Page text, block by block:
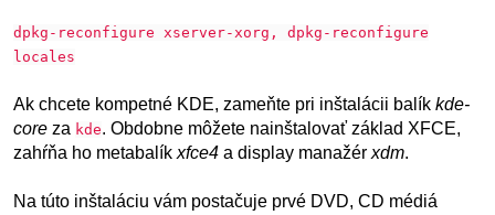
dpkg-reconfigure xserver-xorg, dpkg-reconfigure
locales
Ak chcete kompetné KDE, zameňte pri inštalácii balík kde-
core za kde. Obdobne môžete nainštalovať základ XFCE,
zahŕňa ho metabalík xfce4 a display manažér xdm.
Na túto inštaláciu vám postačuje prvé DVD, CD médiá